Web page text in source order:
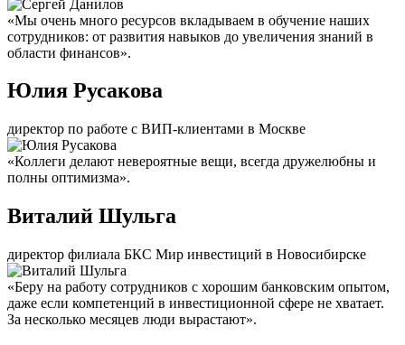
«Мы очень много ресурсов вкладываем в обучение наших
сотрудников: от развития навыков до увеличения знаний в
области финансов».
Юлия Русакова
директор по работе с ВИП-клиентами в Москве
«Коллеги делают невероятные вещи, всегда дружелюбны и
полны оптимизма».
Виталий Шульга
директор филиала БКС Мир инвестиций в Новосибирске
«Беру на работу сотрудников с хорошим банковским опытом,
даже если компетенций в инвестиционной сфере не хватает.
За несколько месяцев люди вырастают».